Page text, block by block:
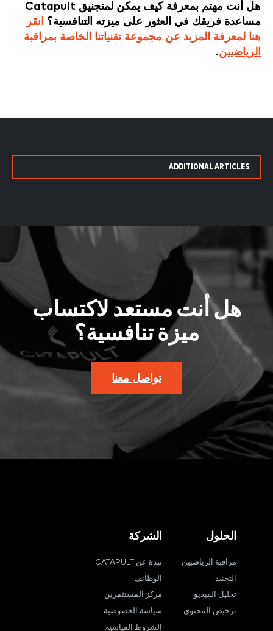
هل أنت مهتم بمعرفة كيف يمكن لمنجنيق Catapult
مساعدة فريقك في العثور على ميزته التنافسية؟ انقر
هنا لمعرفة المزيد عن مجموعة تقنياتنا الخاصة بمراقبة
الرياضيين.
ADDITIONAL ARTICLES
هل أنت مستعد لاكتساب
ميزة تنافسية؟
تواصل معنا
الحلول
مراقبة الرياضيين
التجنيد
تحليل الفيديو
ترخيص المحتوى
الشركة
نبذة عن CATAPULT
الوظائف
مركز المستثمرين
سياسة الخصوصية
الشروط القياسية